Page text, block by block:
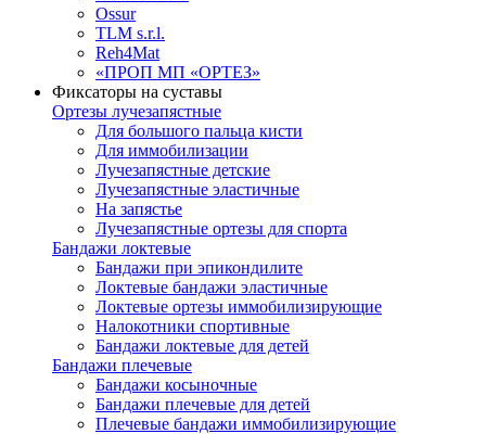
Ossur
TLM s.r.l.
Reh4Mat
«ПРОП МП «ОРТЕЗ»
Фиксаторы на суставы
Ортезы лучезапястные
Для большого пальца кисти
Для иммобилизации
Лучезапястные детские
Лучезапястные эластичные
На запястье
Лучезапястные ортезы для спорта
Бандажи локтевые
Бандажи при эпикондилите
Локтевые бандажи эластичные
Локтевые ортезы иммобилизирующие
Налокотники спортивные
Бандажи локтевые для детей
Бандажи плечевые
Бандажи косыночные
Бандажи плечевые для детей
Плечевые бандажи иммобилизирующие